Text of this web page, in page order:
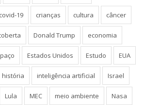
covid-19 crianças cultura câncer
Donald Trump economia
Estados Unidos Estudo EUA
história inteligência artificial Israel
Lula MEC meio ambiente Nasa